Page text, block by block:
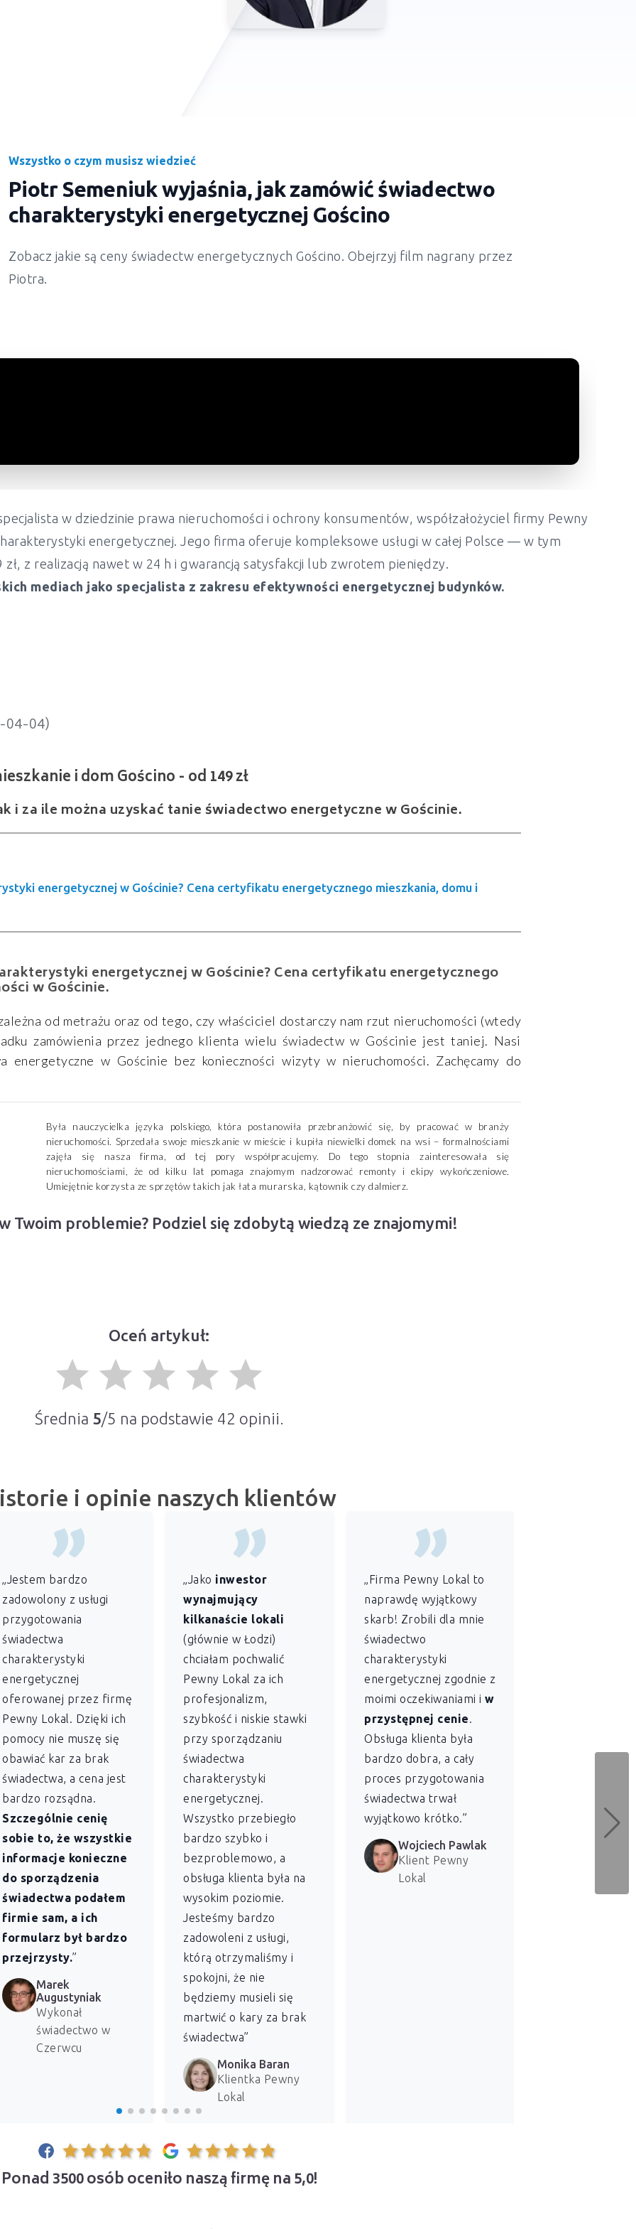
Wszystko o czym musisz wiedzieć
Piotr Semeniuk wyjaśnia, jak zamówić świadectwo
charakterystyki energetycznej Gościno
Zobacz jakie są ceny świadectw energetycznych Gościno. Obejrzyj film nagrany przez
Piotra.
w dziedzinie prawa nieruchomości i ochrony konsumentów, współzałożyciel firmy Pewny
energetycznej. Jego firma oferuje kompleksowe usługi w całej Polsce — w tym
z realizacją nawet w 24 h i gwarancją satysfakcji lub zwrotem pieniędzy.
mediach jako specjalista z zakresu efektywności energetycznej budynków.
04-04)
i za ile można uzyskać tanie świadectwo energetyczne w Gościnie.
energetycznej w Gościnie? Cena certyfikatu energetycznego mieszkania, domu i
energetycznej w Gościnie? Cena certyfikatu energetycznego
w Gościnie.
od metrażu oraz od tego, czy właściciel dostarczy nam rzut nieruchomości (wtedy
zamówienia przez jednego klienta wielu świadectw w Gościnie jest taniej. Nasi
energetyczne w Gościnie bez konieczności wizyty w nieruchomości. Zachęcamy do
Była nauczycielka języka polskiego, która postanowiła przebranżowić się, by pracować w branży
nieruchomości. Sprzedała swoje mieszkanie w mieście i kupiła niewielki domek na wsi – formalnościami
zajęła się nasza firma, od tej pory współpracujemy. Do tego stopnia zainteresowała się
nieruchomościami, że od kilku lat pomaga znajomym nadzorować remonty i ekipy wykończeniowe.
Umiejętnie korzysta ze sprzętów takich jak łata murarska, kątownik czy dalmierz.
Twoim problemie? Podziel się zdobytą wiedzą ze znajomymi!
Oceń artykuł:
grade grade grade grade grade
Średnia 5/5 na podstawie 42 opinii.
i opinie naszych klientów
„Jestem bardzo
zadowolony z usługi
przygotowania
świadectwa
charakterystyki
energetycznej
oferowanej przez firmę
Pewny Lokal. Dzięki ich
pomocy nie muszę się
obawiać kar za brak
świadectwa, a cena jest
bardzo rozsądna.
Szczególnie cenię
sobie to, że wszystkie
informacje konieczne
do sporządzenia
świadectwa podałem
firmie sam, a ich
formularz był bardzo
przejrzysty.”
Marek
Augustyniak
Wykonał
świadectwo w
Czerwcu
„Jako inwestor
wynajmujący
kilkanaście lokali
(głównie w Łodzi)
chciałam pochwalić
Pewny Lokal za ich
profesjonalizm,
szybkość i niskie stawki
przy sporządzaniu
świadectwa
charakterystyki
energetycznej.
Wszystko przebiegło
bardzo szybko i
bezproblemowo, a
obsługa klienta była na
wysokim poziomie.
Jesteśmy bardzo
zadowoleni z usługi,
którą otrzymaliśmy i
spokojni, że nie
będziemy musieli się
martwić o kary za brak
świadectwa”
Monika Baran
Klientka Pewny
Lokal
„Firma Pewny Lokal to
naprawdę wyjątkowy
skarb! Zrobili dla mnie
świadectwo
charakterystyki
energetycznej zgodnie z
moimi oczekiwaniami i w
przystępnej cenie.
Obsługa klienta była
bardzo dobra, a cały
proces przygotowania
świadectwa trwał
wyjątkowo krótko.”
Wojciech Pawlak
Klient Pewny
Lokal
Ponad 3500 osób oceniło naszą firmę na 5,0!